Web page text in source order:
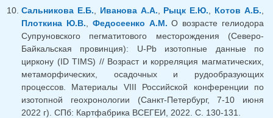
Сальникова Е.Б. Иванова А.А. Рыцк Е.Ю. Котов А.Б.
Плоткина Ю.В.
Федосеенко А.М. О возрасте гелиодора
Супруновского пегматитового месторождения (Северо-
Байкальская провинция): U-Pb изотопные данные по
циркону (ID TIMS) // Возраст и корреляция магматических,
метаморфических, осадочных и рудообразующих
процессов. Материалы VIII Российской конференции по
изотопной геохронологии (Санкт-Петербург, 7-10 июня
2022 г). СПб: Картфабрика ВСЕГЕИ, 2022. С. 130-131.